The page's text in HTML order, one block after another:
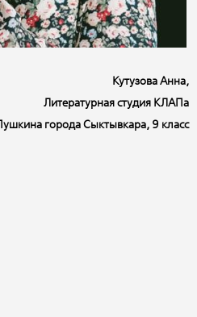
Кутузова Анна,
Литературная студия КЛАПа
города Сыктывкара, 9 класс